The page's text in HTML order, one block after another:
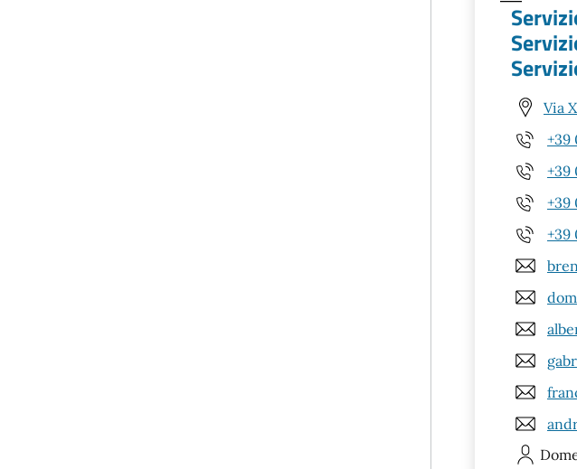
Via
+39
+39
+39
+39